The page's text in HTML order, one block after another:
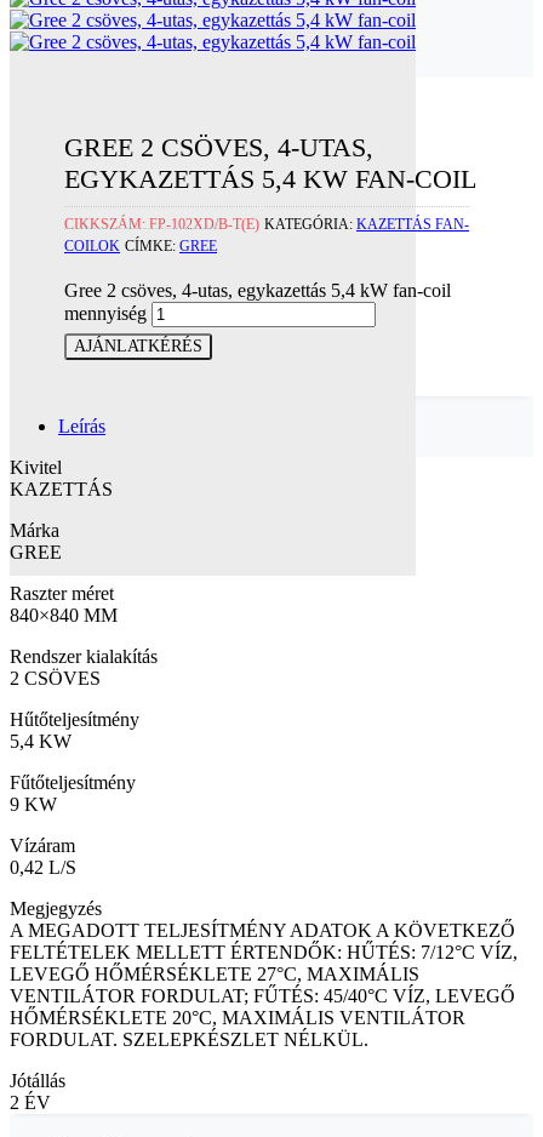
GREE 2 CSÖVES, 4-UTAS,
EGYKAZETTÁS 5,4 KW FAN-COIL
CIKKSZÁM:FP-102XD/B-T(E) KATEGÓRIA: KAZETTÁS FAN-
COILOK CÍMKE: GREE
Gree 2 csöves, 4-utas, egykazettás 5,4 kW fan-coil
mennyiség
AJÁNLATKÉRÉS
Leírás
Kivitel
KAZETTÁS
Márka
GREE
Raszter méret
840×840 MM
Rendszer kialakítás
2 CSÖVES
Hűtőteljesítmény
5,4 KW
Fűtőteljesítmény
9 KW
Vízáram
0,42 L/S
Megjegyzés
A MEGADOTT TELJESÍTMÉNY ADATOK A KÖVETKEZŐ
FELTÉTELEK MELLETT ÉRTENDŐK: HŰTÉS: 7/12°C VÍZ,
LEVEGŐ HŐMÉRSÉKLETE 27°C, MAXIMÁLIS
VENTILÁTOR FORDULAT; FŰTÉS: 45/40°C VÍZ, LEVEGŐ
HŐMÉRSÉKLETE 20°C, MAXIMÁLIS VENTILÁTOR
FORDULAT. SZELEPKÉSZLET NÉLKÜL.
Jótállás
2 ÉV